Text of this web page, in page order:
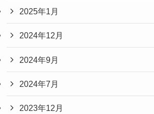
2025年1月
2024年12月
2024年9月
2024年7月
2023年12月